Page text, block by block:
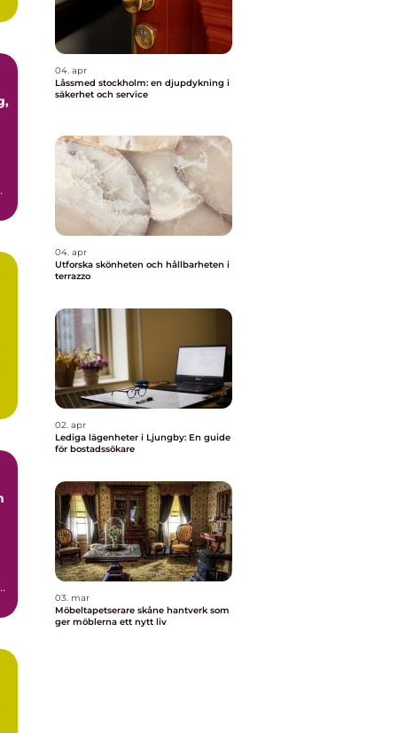
04. apr
Låssmed stockholm: en djupdykning i
säkerhet och service
04. apr
Utforska skönheten och hållbarheten i
terrazzo
02. apr
Lediga lägenheter i Ljungby: En guide
för bostadssökare
03. mar
Möbeltapetserare skåne hantverk som
ger möblerna ett nytt liv